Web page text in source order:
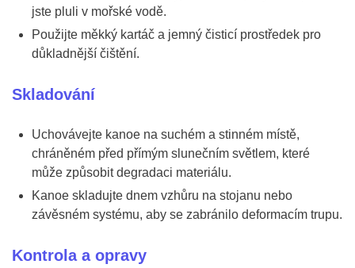
jste pluli v mořské vodě.
Použijte měkký kartáč a jemný čisticí prostředek pro
důkladnější čištění.
Skladování
Uchovávejte kanoe na suchém a stinném místě,
chráněném před přímým slunečním světlem, které
může způsobit degradaci materiálu.
Kanoe skladujte dnem vzhůru na stojanu nebo
závěsném systému, aby se zabránilo deformacím trupu.
Kontrola a opravy